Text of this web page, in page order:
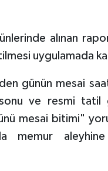
alınan
uygulamada
günün mesai
ve resmi tatil
mesai bitimi"
memur